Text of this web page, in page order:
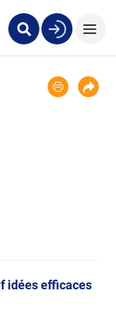
idées efficaces